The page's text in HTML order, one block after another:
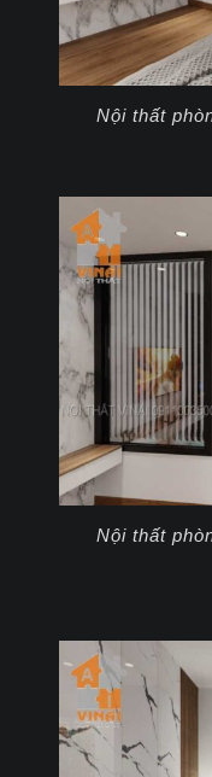
Nội thất
Nội thất